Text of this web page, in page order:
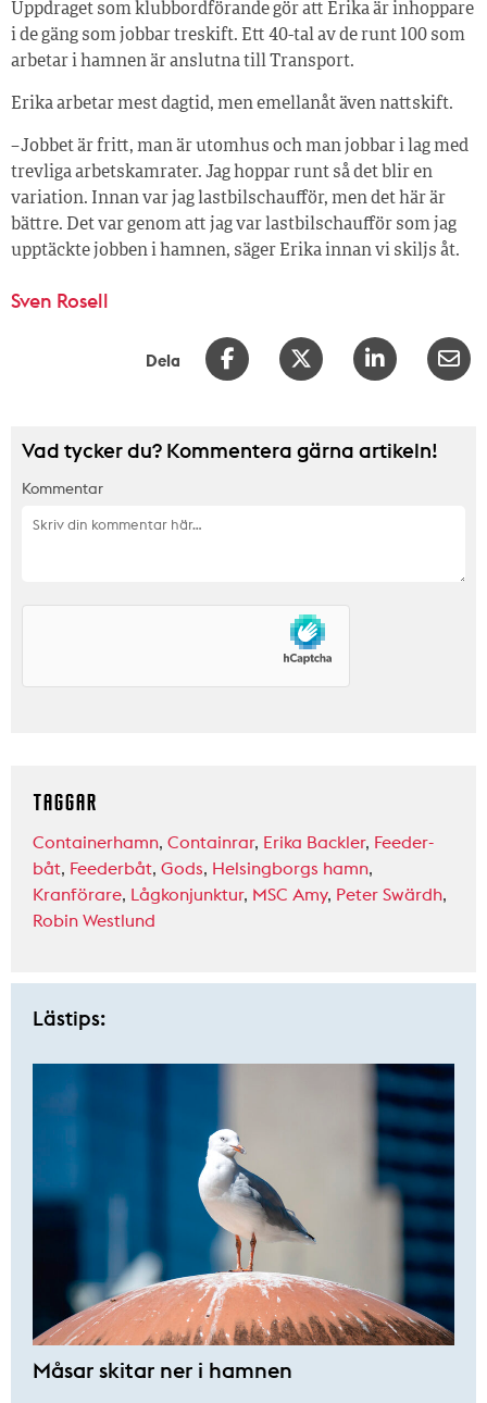
Uppdraget som klubbordförande gör att Erika är inhoppare
i de gäng som jobbar treskift. Ett 40-tal av de runt 100 som
arbetar i hamnen är anslutna till Transport.
Erika arbetar mest dagtid, men emellanåt även nattskift.
– Jobbet är fritt, man är utomhus och man jobbar i lag med
trevliga arbetskamrater. Jag hoppar runt så det blir en
variation. Innan var jag lastbilschaufför, men det här är
bättre. Det var genom att jag var lastbilschaufför som jag
upptäckte jobben i hamnen, säger Erika innan vi skiljs åt.
Sven Rosell
Dela
Vad tycker du? Kommentera gärna artikeln!
Kommentar
TAGGAR
Containerhamn, Containrar, Erika Backler, Feeder-
båt, Feederbåt, Gods, Helsingborgs hamn,
Kranförare, Lågkonjunktur, MSC Amy, Peter Swärdh,
Robin Westlund
Lästips:
Måsar skitar ner i hamnen